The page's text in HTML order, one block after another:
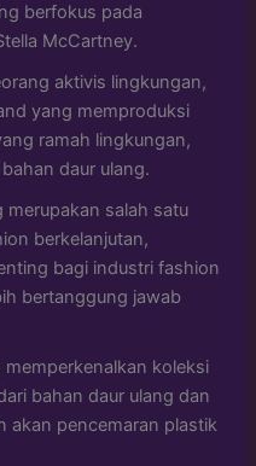
berfokus pada
McCartney.
aktivis lingkungan,
yang memproduksi
ramah lingkungan,
daur ulang.
merupakan salah satu
berkelanjutan,
bagi industri fashion
bertanggung jawab
memperkenalkan koleksi
bahan daur ulang dan
akan pencemaran plastik